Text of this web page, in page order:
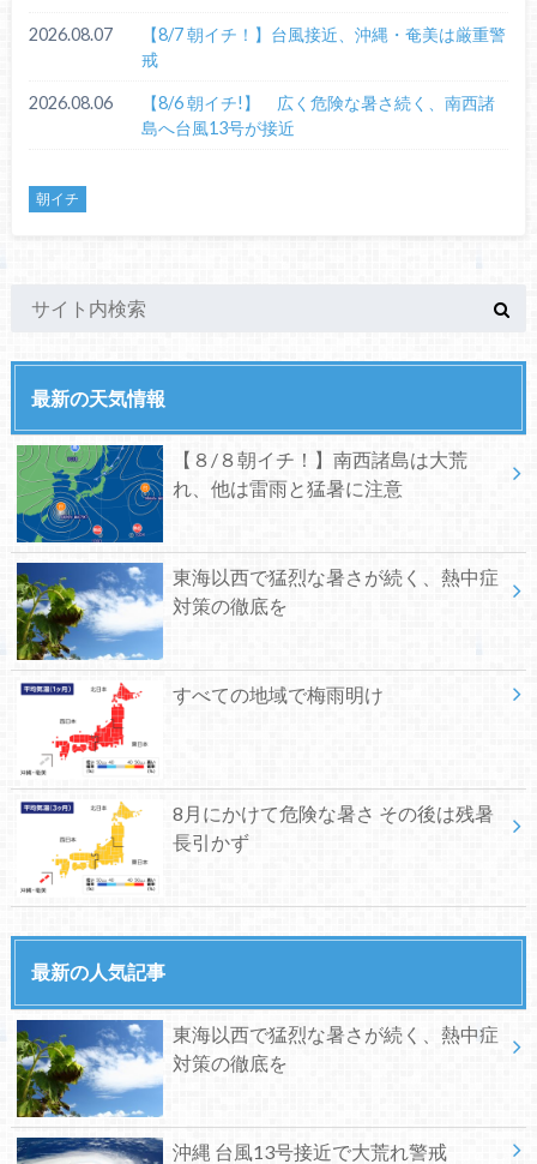
2026.08.07
【8/7 朝イチ！】台風接近、沖縄・奄美は厳重警
戒
2026.08.06
【8/6 朝イチ!】 広く危険な暑さ続く、南西諸
島へ台風13号が接近
朝イチ
最新の天気情報
【８/８朝イチ！】南西諸島は大荒
れ、他は雷雨と猛暑に注意
東海以西で猛烈な暑さが続く、熱中症
対策の徹底を
すべての地域で梅雨明け
8月にかけて危険な暑さ その後は残暑
長引かず
最新の人気記事
東海以西で猛烈な暑さが続く、熱中症
対策の徹底を
沖縄 台風13号接近で大荒れ警戒